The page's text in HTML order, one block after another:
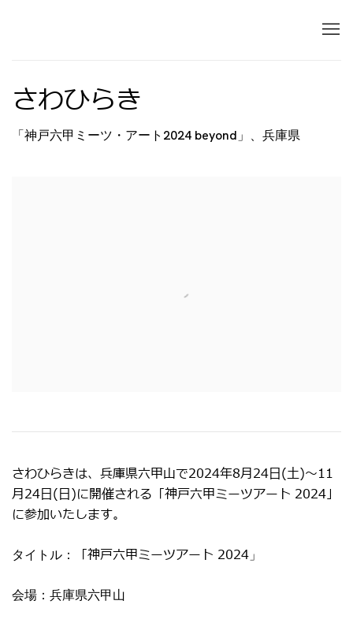
さわひらき
「神戸六甲ミーツ・アート2024 beyond」、兵庫県
さわひらきは、兵庫県六甲山で2024年8月24日(土)～11
月24日(日)に開催される「神戸六甲ミーツアート 2024」
に参加いたします。
タイトル： 「神戸六甲ミーツアート 2024」
会場：兵庫県六甲山